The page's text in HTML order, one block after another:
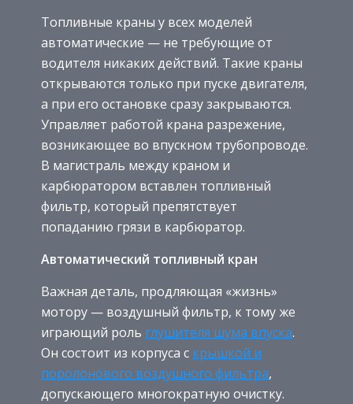
Топливные краны у всех моделей
автоматические — не требующие от
водителя никаких действий. Такие краны
открываются только при пуске двигателя,
а при его остановке сразу закрываются.
Управляет работой крана разрежение,
возникающее во впускном трубопроводе.
В магистраль между краном и
карбюратором вставлен топливный
фильтр, который препятствует
попаданию грязи в карбюратор.
Автоматический топливный кран
Важная деталь, продляющая «жизнь»
мотору — воздушный фильтр, к тому же
играющий роль глушителя шума впуска.
Он состоит из корпуса с крышкой и
поролонового воздушного фильтра,
допускающего многократную очистку.